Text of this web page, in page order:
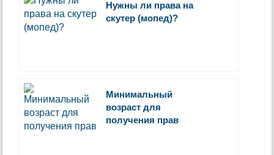
Нужны ли права на
скутер (мопед)?
Минимальный
возраст для
получения прав